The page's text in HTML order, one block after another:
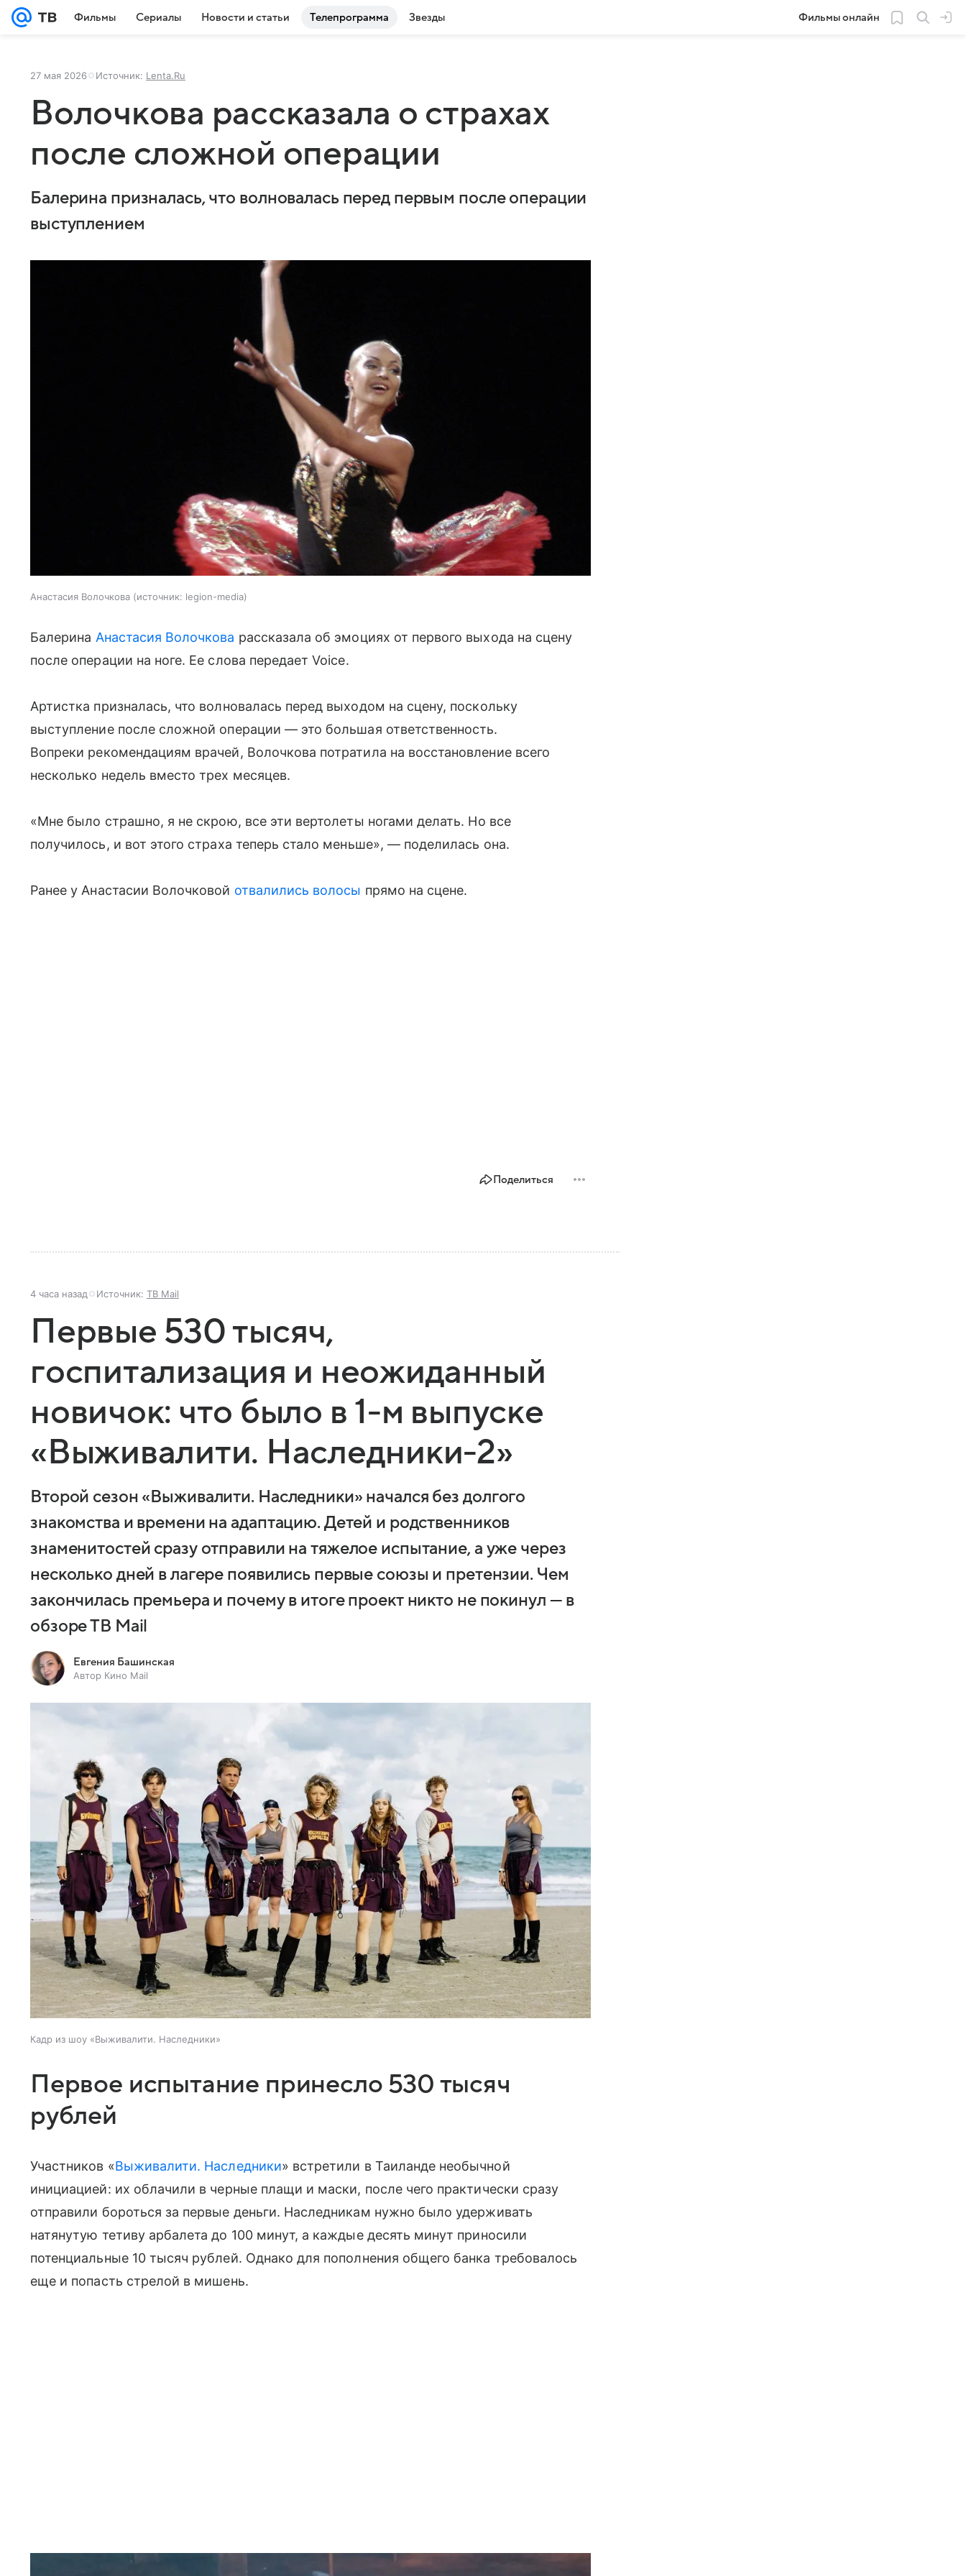
Фильмы Сериалы Новости и статьи Телепрограмма Звезды Фильмы онлайн
27 мая 2026 Источник: Lenta.Ru
Волочкова рассказала о страхах
после сложной операции
Балерина призналась, что волновалась перед первым после операции
выступлением
Анастасия Волочкова источник: legion-media
Балерина Анастасия Волочкова рассказала об эмоциях от первого выхода на сцену
после операции на ноге. Ее слова передает Voice.
Артистка призналась, что волновалась перед выходом на сцену, поскольку
выступление после сложной операции — это большая ответственность.
Вопреки рекомендациям врачей, Волочкова потратила на восстановление всего
несколько недель вместо трех месяцев.
«Мне было страшно, я не скрою, все эти вертолеты ногами делать. Но все
получилось, и вот этого страха теперь стало меньше», — поделилась она.
Ранее у Анастасии Волочковой отвалились волосы прямо на сцене.
Поделиться
4 часа назад Источник: ТВ Mail
Первые 530 тысяч,
госпитализация и неожиданный
новичок: что было в 1-м выпуске
«Выживалити. Наследники-2»
Второй сезон «Выживалити. Наследники» начался без долгого
знакомства и времени на адаптацию. Детей и родственников
знаменитостей сразу отправили на тяжелое испытание, а уже через
несколько дней в лагере появились первые союзы и претензии. Чем
закончилась премьера и почему в итоге проект никто не покинул — в
обзоре ТВ Mail
Евгения Башинская
Автор Кино Mail
Кадр из шоу «Выживалити. Наследники»
Первое испытание принесло 530 тысяч
рублей
Участников «Выживалити. Наследники» встретили в Таиланде необычной
инициацией: их облачили в черные плащи и маски, после чего практически сразу
отправили бороться за первые деньги. Наследникам нужно было удерживать
натянутую тетиву арбалета до 100 минут, а каждые десять минут приносили
потенциальные 10 тысяч рублей. Однако для пополнения общего банка требовалось
еще и попасть стрелой в мишень.